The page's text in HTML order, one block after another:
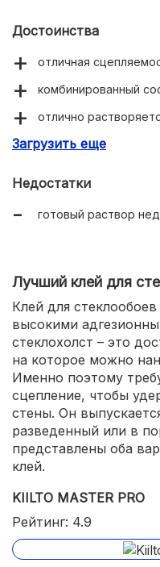
Достоинства
отличная
комбинированный
отлично
легкое нанесение;
Загрузить еще
Недостатки
готовый раствор
Лучший клей для
Клей для
высокими
стеклохолст – это
на которое можно
Именно поэтому
сцепление, чтобы
стены. Он
разведенный или в
представлены оба
клей.
KIILTO MASTER PRO
Рейтинг: 4.9